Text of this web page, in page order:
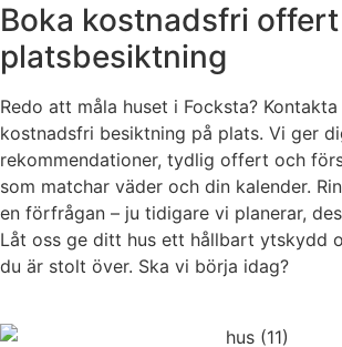
Boka kostnadsfri
platsbesiktning
Redo att måla huset i Focksta?
kostnadsfri besiktning på plats. Vi ger
rekommendationer, tydlig offert och
som matchar väder och din kalender.
en förfrågan – ju tidigare vi planerar,
Låt oss ge ditt hus ett hållbart ytskydd
du är stolt över. Ska vi börja idag?